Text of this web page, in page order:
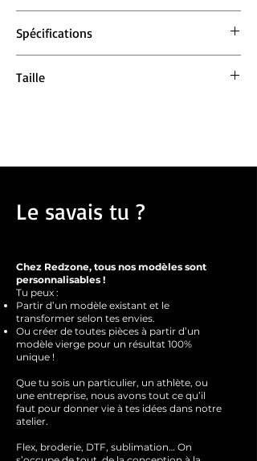
Taille : XS 76/81cm S 86/91cm M 97/102cm L
107/112cm XL 117/122cm 2XL 127/132cm 3XL
137/142cm
Repassage à 150° max. Ne pas sécher en
machine.
Spécifications
labellisés recyclés. Toucher doux. Encolure
Vegan.
Taille
Le savais tu ?
Chez Redzone, tous nos modèles sont
personnalisables !
Tu peux :
Partir d’un modèle existant et le
transformer selon tes envies.
Ou créer de toutes pièces à partir d’un
modèle vierge pour un résultat 100%
unique !
Que tu sois un particulier, un athlète, ou
une entreprise, nous avons tout ce qu’il
faut pour donner vie à tes idées dans notre
atelier.
Flex, broderie, DTF, sublimation… On